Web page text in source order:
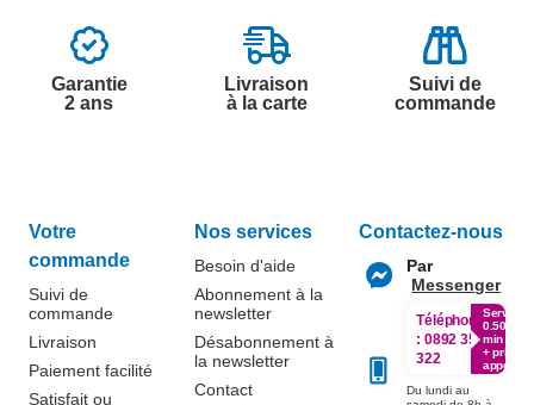
Garantie
2 ans
Livraison
à la carte
Suivi de
commande
Votre
commande
Suivi de
commande
Livraison
Paiement facilité
Satisfait ou
Nos services
Besoin d'aide
Abonnement à la
newsletter
Désabonnement à
la newsletter
Contact
Contactez-nous
Par
Messenger
Téléphone
: 0892 350
322
Service
0.50€ /
min
+ prix
appel
Du lundi au